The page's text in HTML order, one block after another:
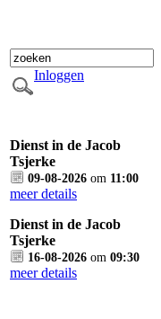
Inloggen
Dienst in de Jacob
Tsjerke
09-08-2026 om 11:00
meer details
Dienst in de Jacob
Tsjerke
16-08-2026 om 09:30
meer details